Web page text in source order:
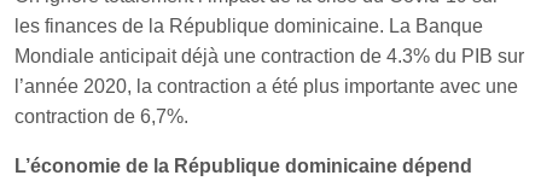
les finances de la République dominicaine. La Banque
Mondiale anticipait déjà une contraction de 4.3% du PIB sur
l’année 2020, la contraction a été plus importante avec une
contraction de 6,7%.
L’économie de la République dominicaine dépend